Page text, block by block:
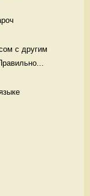
с другим